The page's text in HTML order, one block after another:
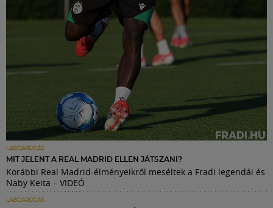
LABDARÚGÁS
MIT JELENT A REAL MADRID ELLEN JÁTSZANI?
Korábbi Real Madrid-élményeikről meséltek a Fradi legendái és
Naby Keita – VIDEÓ
LABDARÚGÁS